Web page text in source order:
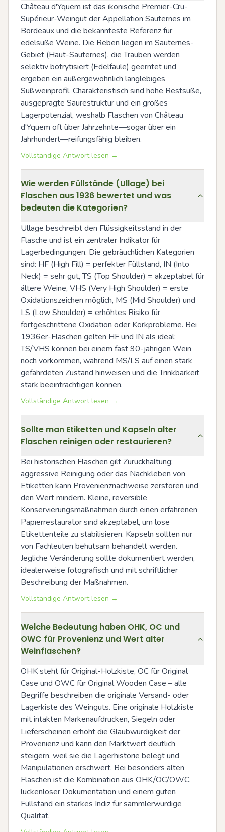
Château d'Yquem ist das ikonische Premier-Cru-
Supérieur-Weingut der Appellation Sauternes im
Bordeaux und die bekannteste Referenz für
edelsüße Weine. Die Reben liegen im Sauternes-
Gebiet (Haut-Sauternes), die Trauben werden
selektiv botrytisiert (Edelfäule) geerntet und
ergeben ein außergewöhnlich langlebiges
Süßweinprofil. Charakteristisch sind hohe Restsüße,
ausgeprägte Säurestruktur und ein großes
Lagerpotenzial, weshalb Flaschen von Château
d'Yquem oft über Jahrzehnte—sogar über ein
Jahrhundert—reifungsfähig bleiben.
Vollständige Antwort lesen →
Wie werden Füllstände (Ullage) bei
Flaschen aus 1936 bewertet und was
bedeuten die Kategorien?
Ullage beschreibt den Flüssigkeitsstand in der
Flasche und ist ein zentraler Indikator für
Lagerbedingungen. Die gebräuchlichen Kategorien
sind: HF (High Fill) = perfekter Füllstand, IN (Into
Neck) = sehr gut, TS (Top Shoulder) = akzeptabel für
ältere Weine, VHS (Very High Shoulder) = erste
Oxidationszeichen möglich, MS (Mid Shoulder) und
LS (Low Shoulder) = erhöhtes Risiko für
fortgeschrittene Oxidation oder Korkprobleme. Bei
1936er-Flaschen gelten HF und IN als ideal;
TS/VHS können bei einem fast 90-jährigen Wein
noch vorkommen, während MS/LS auf einen stark
gefährdeten Zustand hinweisen und die Trinkbarkeit
stark beeinträchtigen können.
Vollständige Antwort lesen →
Sollte man Etiketten und Kapseln alter
Flaschen reinigen oder restaurieren?
Bei historischen Flaschen gilt Zurückhaltung:
aggressive Reinigung oder das Nachkleben von
Etiketten kann Provenienznachweise zerstören und
den Wert mindern. Kleine, reversible
Konservierungsmaßnahmen durch einen erfahrenen
Papierrestaurator sind akzeptabel, um lose
Etikettenteile zu stabilisieren. Kapseln sollten nur
von Fachleuten behutsam behandelt werden.
Jegliche Veränderung sollte dokumentiert werden,
idealerweise fotografisch und mit schriftlicher
Beschreibung der Maßnahmen.
Vollständige Antwort lesen →
Welche Bedeutung haben OHK, OC und
OWC für Provenienz und Wert alter
Weinflaschen?
OHK steht für Original-Holzkiste, OC für Original
Case und OWC für Original Wooden Case – alle
Begriffe beschreiben die originale Versand- oder
Lagerkiste des Weinguts. Eine originale Holzkiste
mit intakten Markenaufdrucken, Siegeln oder
Lieferscheinen erhöht die Glaubwürdigkeit der
Provenienz und kann den Marktwert deutlich
steigern, weil sie die Lagerhistorie belegt und
Manipulationen erschwert. Bei besonders alten
Flaschen ist die Kombination aus OHK/OC/OWC,
lückenloser Dokumentation und einem guten
Füllstand ein starkes Indiz für sammlerwürdige
Qualität.